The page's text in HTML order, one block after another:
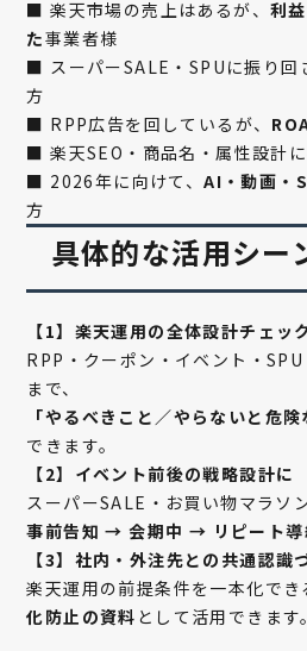
■ 楽天市場の売上はあるが、利
た事業者様
■ スーパーSALE・SPUに振り回
方
■ RPP広告を回しているが、
■ 楽天SEO・商品名・属性設計
■ 2026年に向けて、AI・動画・
方
具体的な活用シー
【1】楽天運用の全体設計チェッ
RPP・クーポン・イベント・
まで、
「やるべきこと／やらないと危険
できます。
【2】イベント前後の戦略設計に
スーパーSALE・お買い物マラソ
事前告知 → 会期中 → リピート導
【3】社内・外注先との共通認識
楽天運用の前提条件を一本化でき
化防止の資料 として活用できます。